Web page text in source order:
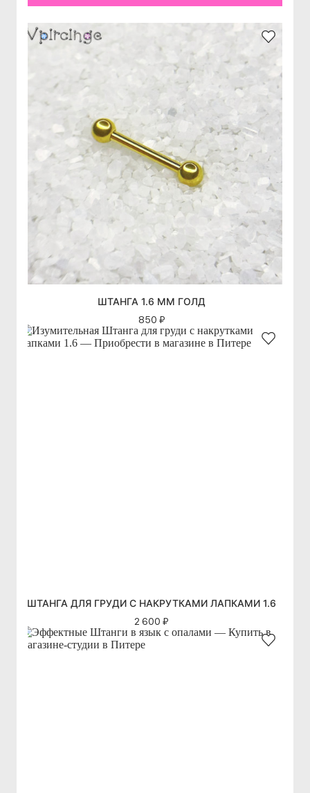
ШТАНГА 1.6 ММ ГОЛД
850 ₽
ШТАНГА ДЛЯ ГРУДИ С НАКРУТКАМИ ЛАПКАМИ 1.6
2 600 ₽